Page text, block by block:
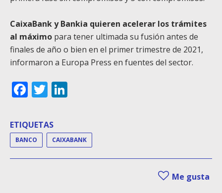
CaixaBank y Bankia quieren acelerar los trámites
al máximo para tener ultimada su fusión antes de
finales de año o bien en el primer trimestre de 2021,
informaron a Europa Press en fuentes del sector.
Facebook
Twitter
ETIQUETAS
BANCO CAIXABANK
Me gusta